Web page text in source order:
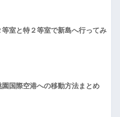
等室と特２等室で新島へ行ってみ
国際空港への移動方法まとめ